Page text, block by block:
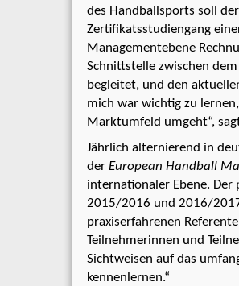
des Handballsports soll
Zertifikatsstudiengang
Managementebene
Schnittstelle zwischen
begleitet, und den
mich war wichtig zu
Marktumfeld umgeht“,
Jährlich alternierend in
der European Handball
internationaler Ebene. Der
2015/2016 und 2016/
praxiserfahrenen
Teilnehmerinnen und
Sichtweisen auf das
kennenlernen.“